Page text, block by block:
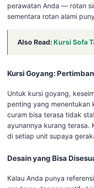
perawatan Anda — rotan
sementara rotan alami
Also Read:Kursi Sofa
Kursi Goyang:
Untuk kursi goyang,
penting yang menentukan
curam bisa terasa tidak
ayunannya kurang terasa.
di setiap unit supaya
Desain yang Bisa
Kalau Anda punya